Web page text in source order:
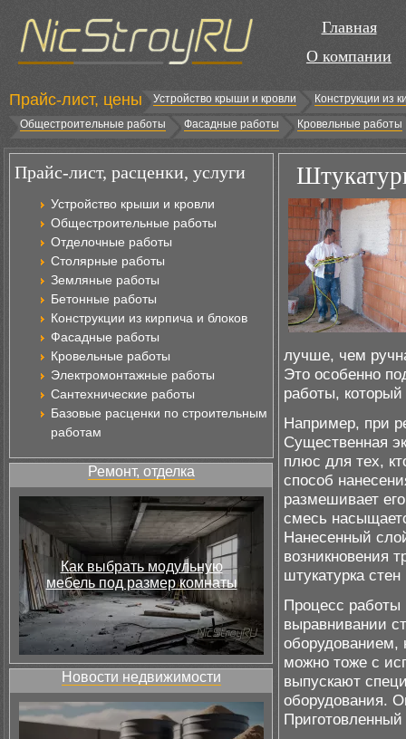
Главная
О компании
Прайс-лист, цены Устройство крыши и кровли
Конструкции из
Общестроительные работы
Фасадные работы Кровельные работы
Прайс-лист, расценки, услуги
Устройство крыши и кровли
Общестроительные работы
Отделочные работы
Столярные работы
Земляные работы
Бетонные работы
Конструкции из кирпича и блоков
Фасадные работы
Кровельные работы
Электромонтажные работы
Сантехнические работы
Базовые расценки по строительным
работам
Ремонт, отделка
Как выбрать модульную
мебель под размер комнаты
Новости недвижимости
лучше, чем
Это особенно
работы,
Например, при
Существенная
плюс для тех,
способ
размешивает
смесь
Нанесенный
возникновения
штукатурка
Процесс работы
выравнивании
оборудованием,
можно тоже с
выпускают
оборудования.